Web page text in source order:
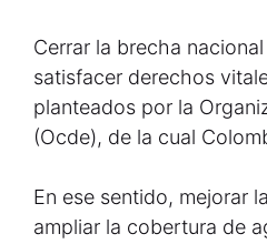
Cerrar la brecha
satisfacer derechos
planteados por la
(Ocde), de la cual
En ese sentido, mejorar
ampliar la cobertura de